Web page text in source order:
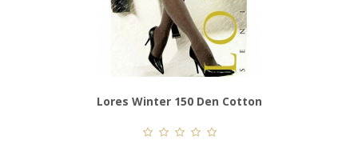
Lores Winter 150 Den Cotton
Melange